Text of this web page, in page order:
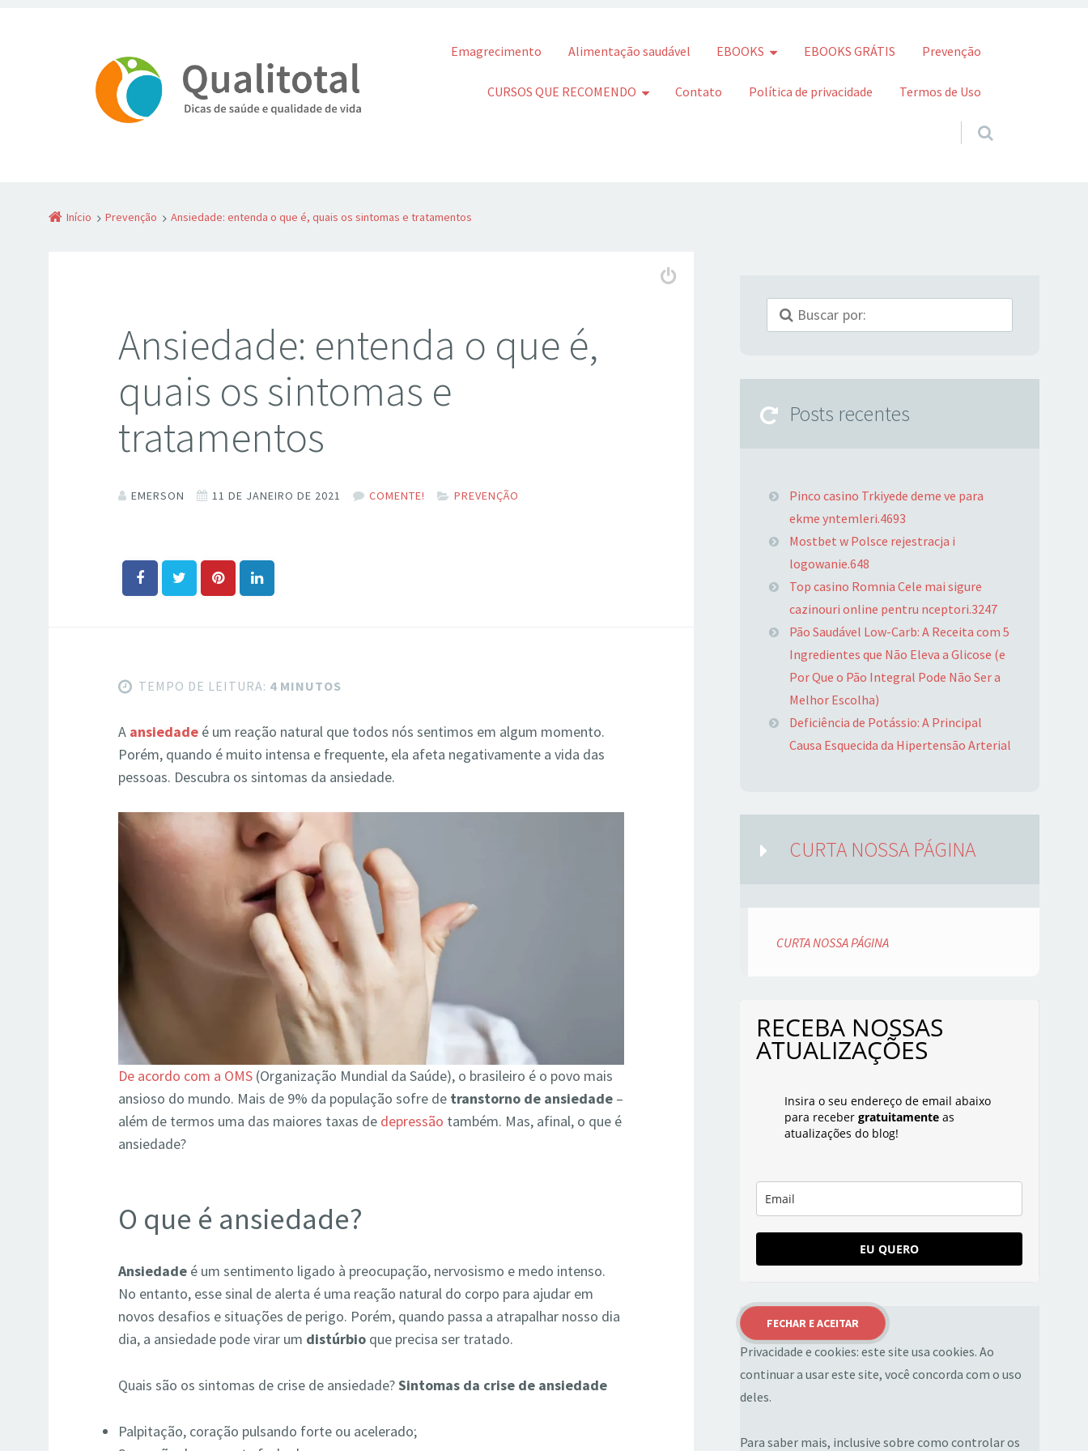
Pular para o conteúdo
Emagrecimento Alimentação saudável EBOOKS EBOOKS GRÁTIS Prevenção
CURSOS QUE RECOMENDO Contato Política de privacidade Termos de Uso
Início Prevenção Ansiedade: entenda o que é, quais os sintomas e tratamentos
Ansiedade: entenda o que é,
quais os sintomas e
tratamentos
EMERSON 11 DE JANEIRO DE 2021 COMENTE! PREVENÇÃO
TEMPO DE LEITURA: 4 MINUTOS
A ansiedade é um reação natural que todos nós sentimos em algum momento.
Porém, quando é muito intensa e frequente, ela afeta negativamente a vida das
pessoas. Descubra os sintomas da ansiedade.
De acordo com a OMS (Organização Mundial da Saúde), o brasileiro é o povo mais
ansioso do mundo. Mais de 9% da população sofre de transtorno de ansiedade –
além de termos uma das maiores taxas de depressão também. Mas, afinal, o que é
ansiedade?
O que é ansiedade?
Ansiedade é um sentimento ligado à preocupação, nervosismo e medo intenso.
No entanto, esse sinal de alerta é uma reação natural do corpo para ajudar em
novos desafios e situações de perigo. Porém, quando passa a atrapalhar nosso dia
dia, a ansiedade pode virar um distúrbio que precisa ser tratado.
Quais são os sintomas de crise de ansiedade?Sintomas da crise de ansiedade
Palpitação, coração pulsando forte ou acelerado;
Posts recentes
Pinco casino Trkiyede deme ve para
ekme yntemleri.4693
Mostbet w Polsce rejestracja i
logowanie.648
Top casino Romnia Cele mai sigure
cazinouri online pentru nceptori.3247
Pão Saudável Low-Carb: A Receita com 5
Ingredientes que Não Eleva a Glicose (e
Por Que o Pão Integral Pode Não Ser a
Melhor Escolha)
Deficiência de Potássio: A Principal
Causa Esquecida da Hipertensão Arterial
CURTA NOSSA PÁGINA
CURTA NOSSA PÁGINA
RECEBA NOSSAS
ATUALIZAÇÕES
Insira o seu endereço de email abaixo
para recebergratuitamente as
atualizações do blog!
EU QUERO
Privacidade e cookies: este site usa cookies. Ao
continuar a usar este site, você concorda com o uso
deles.
Para saber mais, inclusive sobre como controlar os